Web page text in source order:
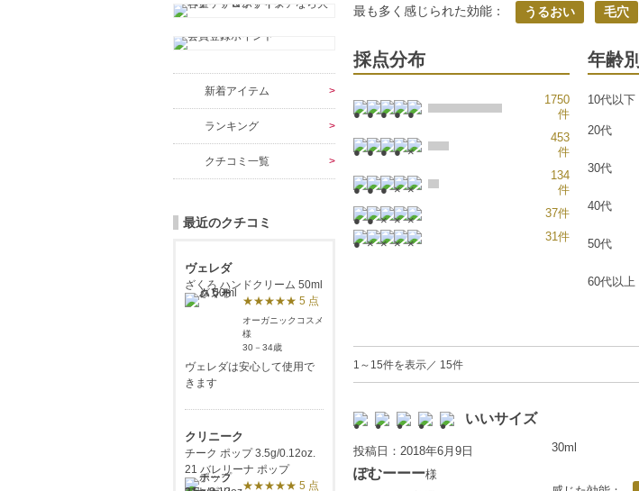
最も多く感じられた効能： うるおい 毛穴
採点分布
1750
件
453
件
134
件
37件
31件
年齢別
10代以下
20代
30代
40代
50代
60代以上
1～15件を表示／ 15件
いいサイズ
投稿日：2018年6月9日
ぽむーーー様
30ml
新着アイテム
ランキング
クチコミ一覧
最近のクチコミ
ヴェレダ
ざくろ ハンドクリーム 50ml
★★★★★ 5 点
オーガニックコスメ
様
30－34歳
ヴェレダは安心して使用で
きます
クリニーク
チーク ポップ 3.5g/0.12oz.
21 バレリーナ ポップ
★★★★★ 5 点